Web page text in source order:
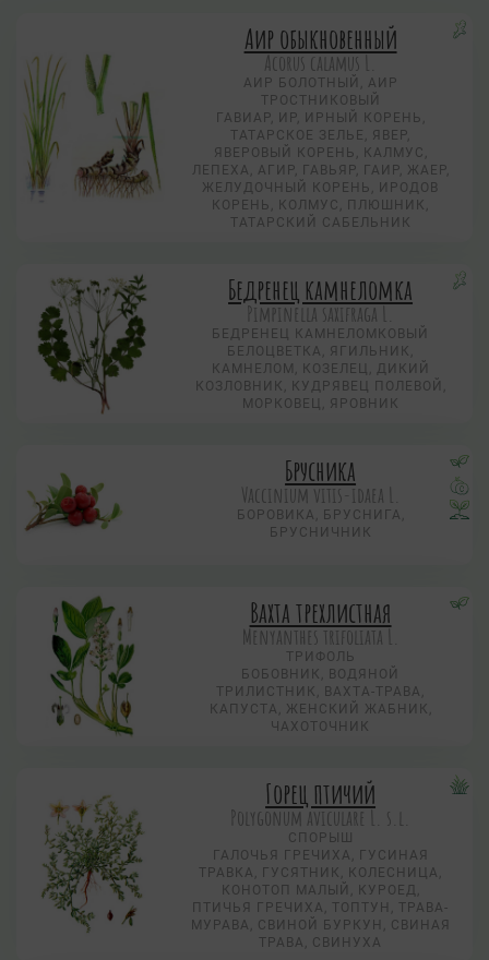
Аир обыкновенный
Acorus calamus L.
АИР БОЛОТНЫЙ, АИР
ТРОСТНИКОВЫЙ
ГАВИАР, ИР, ИРНЫЙ КОРЕНЬ,
ТАТАРСКОЕ ЗЕЛЬЕ, ЯВЕР,
ЯВЕРОВЫЙ КОРЕНЬ, КАЛМУС,
ЛЕПЕХА, АГИР, ГАВЬЯР, ГАИР, ЖАЕР,
ЖЕЛУДОЧНЫЙ КОРЕНЬ, ИРОДОВ
КОРЕНЬ, КОЛМУС, ПЛЮШНИК,
ТАТАРСКИЙ САБЕЛЬНИК
Бедренец камнеломка
Pimpinella saxifraga L.
БЕДРЕНЕЦ КАМНЕЛОМКОВЫЙ
БЕЛОЦВЕТКА, ЯГИЛЬНИК,
КАМНЕЛОМ, КОЗЕЛЕЦ, ДИКИЙ
КОЗЛОВНИК, КУДРЯВЕЦ ПОЛЕВОЙ,
МОРКОВЕЦ, ЯРОВНИК
Брусника
Vaccinium vitis-idaea L.
БОРОВИКА, БРУСНИГА,
БРУСНИЧНИК
Вахта трехлистная
Menyanthes trifoliata L.
ТРИФОЛЬ
БОБОВНИК, ВОДЯНОЙ
ТРИЛИСТНИК, ВАХТА-ТРАВА,
КАПУСТА, ЖЕНСКИЙ ЖАБНИК,
ЧАХОТОЧНИК
Горец птичий
Polygonum aviculare L. s.l.
СПОРЫШ
ГАЛОЧЬЯ ГРЕЧИХА, ГУСИНАЯ
ТРАВКА, ГУСЯТНИК, КОЛЕСНИЦА,
КОНОТОП МАЛЫЙ, КУРОЕД,
ПТИЧЬЯ ГРЕЧИХА, ТОПТУН, ТРАВА-
МУРАВА, СВИНОЙ БУРКУН, СВИНАЯ
ТРАВА, СВИНУХА